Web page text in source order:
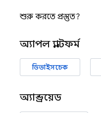
শুরু করতে প্রস্তুত?
অ্যাপল প্ল্যাটফর্ম
ডিভাইসচেক
অ্যান্ড্রয়েড